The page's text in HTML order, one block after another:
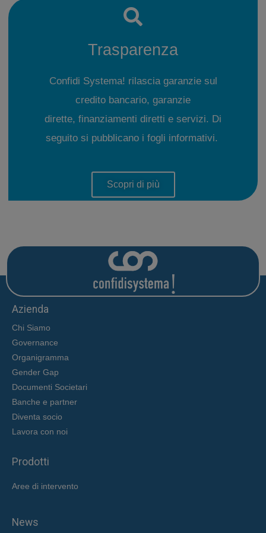
Trasparenza
Confidi Systema! rilascia garanzie sul
credito bancario, garanzie
dirette, finanziamenti diretti e servizi. Di
seguito si pubblicano i fogli informativi.
Scopri di più
Azienda
Chi Siamo
Governance
Organigramma
Gender Gap
Documenti Societari
Banche e partner
Diventa socio
Lavora con noi
Prodotti
Aree di intervento
News